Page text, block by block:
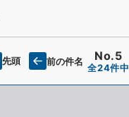
先頭 前の件名 No.5
全24件中